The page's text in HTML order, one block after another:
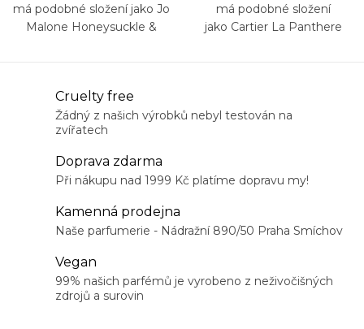
má podobné složení jako Jo
Malone Honeysuckle &
má podobné složení
jako Cartier La Panthere
Cruelty free
Žádný z našich výrobků nebyl testován na
zvířatech
Doprava zdarma
Při nákupu nad 1999 Kč platíme dopravu my!
Kamenná prodejna
Naše parfumerie - Nádražní 890/50 Praha Smíchov
Vegan
99% našich parfémů je vyrobeno z neživočišných
zdrojů a surovin